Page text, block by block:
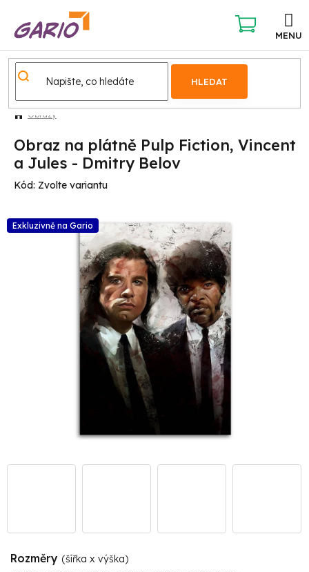
obsah
HLEDAT
NÁKUPNÍ
KOŠÍK
Obrazy
Obraz na plátně Pulp Fiction, Vincent
a Jules - Dmitry Belov
Kód: Zvolte variantu
Exkluzivně na Gario
Rozměry (šířka x výška)